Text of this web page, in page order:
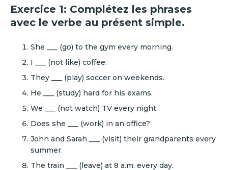
Exercice 1: Complétez les phrases
avec le verbe au présent simple.
She ___ (go) to the gym every morning.
I ___ (not like) coffee.
They ___ (play) soccer on weekends.
He ___ (study) hard for his exams.
We ___ (not watch) TV every night.
Does she ___ (work) in an office?
John and Sarah ___ (visit) their grandparents every
summer.
The train ___ (leave) at 8 a.m. every day.